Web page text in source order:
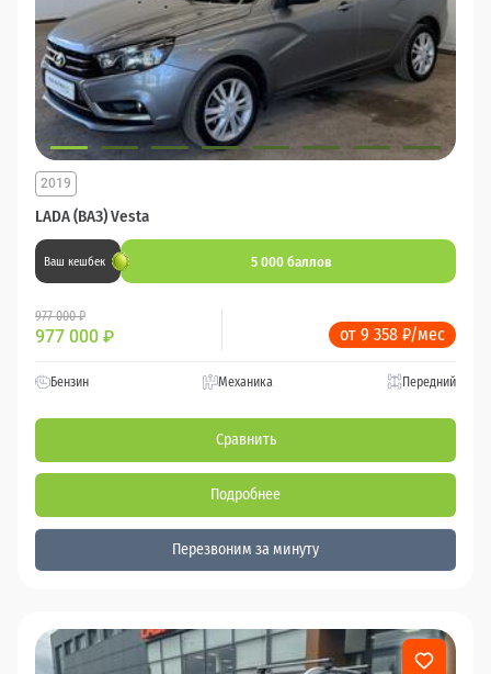
LADA (ВАЗ) Vesta
2019
Ваш кешбек 5 000 баллов
977 000 ₽
977 000 ₽ от 9 358 ₽/мес
Бензин Механика Передний
Сравнить
Подробнее
Перезвоним за минуту